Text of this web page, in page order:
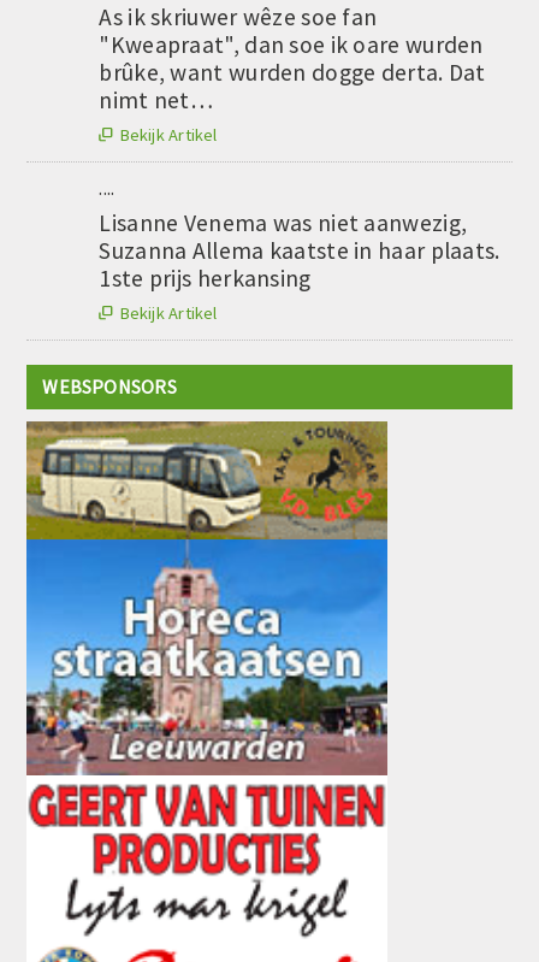
As ik skriuwer wêze soe fan
"Kweapraat", dan soe ik oare wurden
brûke, want wurden dogge derta. Dat
nimt net…
 Bekijk Artikel
....
Lisanne Venema was niet aanwezig,
Suzanna Allema kaatste in haar plaats.
1ste prijs herkansing
 Bekijk Artikel
WEBSPONSORS